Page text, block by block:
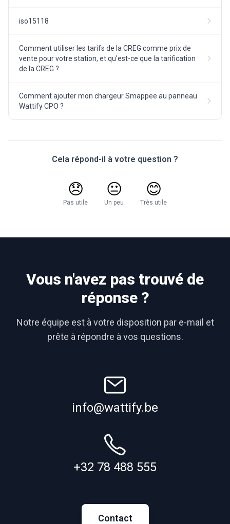
iso15118
Comment utiliser les tarifs de la CREG comme prix de
vente pour votre station, et qu'est-ce que la tarification
de la CREG ?
Comment ajouter mon chargeur Smappee au panneau
Wattify CPO ?
Cela répond-il à votre question ?
😞
Pas utile
😐
Un peu
😊
Très utile
Vous n'avez pas trouvé de
réponse ?
Notre équipe est à votre disposition par e-mail et
prête à répondre à vos questions.
info@wattify.be
+32 78 488 555
Contact